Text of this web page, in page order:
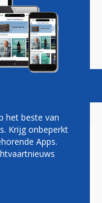
Vacatures
het beste van
Krijg onbeperkt
Apps.